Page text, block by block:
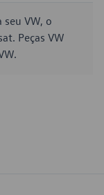
VW, o
Peças VW